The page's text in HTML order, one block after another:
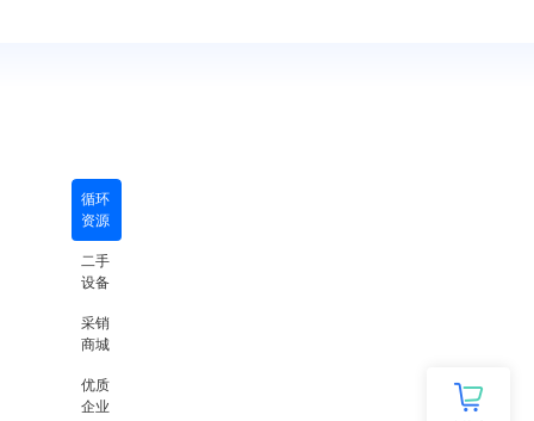
循环
资源
二手
设备
采销
商城
优质
企业